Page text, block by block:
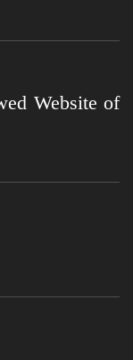
Website of